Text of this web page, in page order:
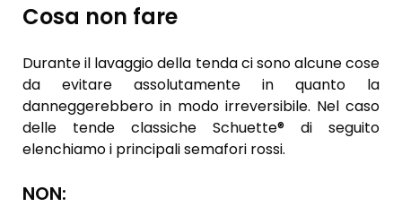
Cosa non fare
Durante il lavaggio della tenda ci sono alcune cose
da evitare assolutamente in quanto la
danneggerebbero in modo irreversibile. Nel caso
delle tende classiche Schuette® di seguito
elenchiamo i principali semafori rossi.
NON: